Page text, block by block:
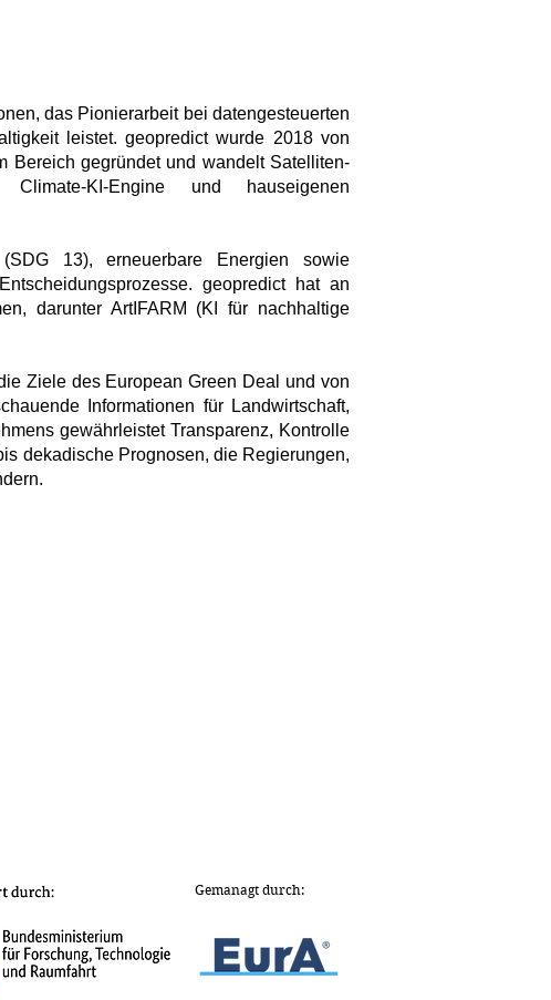
das Pionierarbeit bei datengesteuerten
leistet. geopredict wurde 2018 von
Bereich gegründet und wandelt Satelliten-
KI-Engine und hauseigenen
13), erneuerbare Energien sowie
geopredict hat an
darunter ArtIFARM (KI für nachhaltige
Ziele des European Green Deal und von
Informationen für Landwirtschaft,
gewährleistet Transparenz, Kontrolle
dekadische Prognosen, die Regierungen,
Gemanagt durch: